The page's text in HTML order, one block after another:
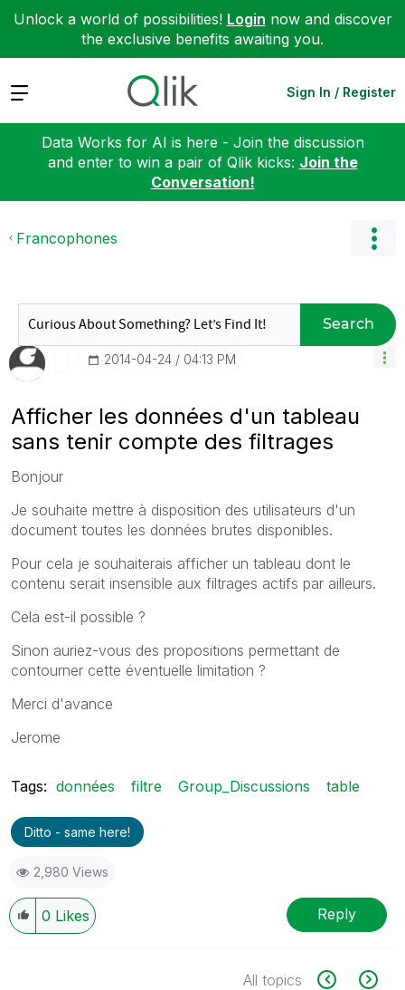
Unlock a world of possibilities! Login now and discover
the exclusive benefits awaiting you.
Expand Sign In / Register
Data Works for AI is here - Join the discussion
and enter to win a pair of Qlik kicks: Join the
Conversation!
Francophones
Search
‎2014-04-24 04:13 PM
Afficher les données d'un tableau
sans tenir compte des filtrages
Bonjour
Je souhaite mettre à disposition des utilisateurs d'un
document toutes les données brutes disponibles.
Pour cela je souhaiterais afficher un tableau dont le
contenu serait insensible aux filtrages actifs par ailleurs.
Cela est-il possible ?
Sinon auriez-vous des propositions permettant de
contourner cette éventuelle limitation ?
Merci d'avance
Jerome
Tags: données filtre Group_Discussions table
Ditto - same here!
2,980 Views
0 Likes Reply
All topics